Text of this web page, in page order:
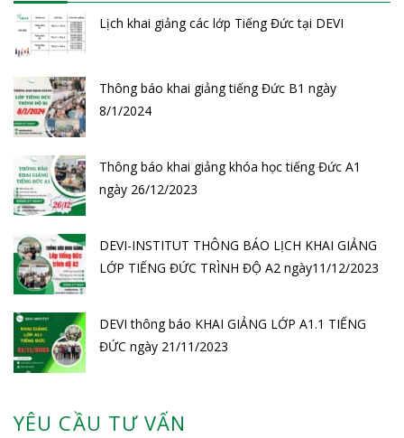
Lịch khai giảng các lớp Tiếng Đức tại DEVI
Thông báo khai giảng tiếng Đức B1 ngày
8/1/2024
Thông báo khai giảng khóa học tiếng Đức A1
ngày 26/12/2023
DEVI-INSTITUT THÔNG BÁO LỊCH KHAI GIẢNG
LỚP TIẾNG ĐỨC TRÌNH ĐỘ A2 ngày11/12/2023
DEVI thông báo KHAI GIẢNG LỚP A1.1 TIẾNG
ĐỨC ngày 21/11/2023
YÊU CẦU TƯ VẤN